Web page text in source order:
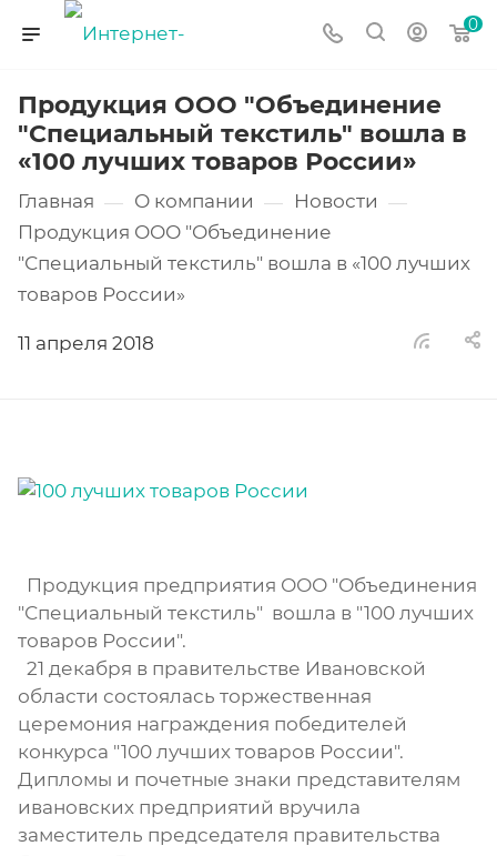
0
Продукция ООО "Объединение
"Специальный текстиль" вошла в
«100 лучших товаров России»
Главная — О компании — Новости —
Продукция ООО "Объединение
"Специальный текстиль" вошла в «100 лучших
товаров России»
11 апреля 2018
Продукция предприятия ООО "Объединения
"Специальный текстиль" вошла в "100 лучших
товаров России".
21 декабря в правительстве Ивановской
области состоялась торжественная
церемония награждения победителей
конкурса "100 лучших товаров России".
Дипломы и почетные знаки представителям
ивановских предприятий вручила
заместитель председателя правительства